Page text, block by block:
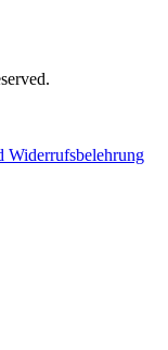
Widerrufsbelehrung